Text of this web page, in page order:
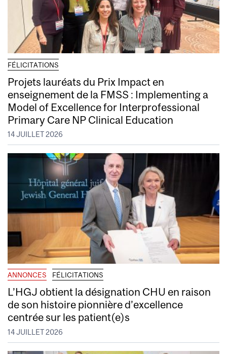
FÉLICITATIONS
Projets lauréats du Prix Impact en
enseignement de la FMSS : Implementing a
Model of Excellence for Interprofessional
Primary Care NP Clinical Education
14 JUILLET 2026
ANNONCES FÉLICITATIONS
L’HGJ obtient la désignation CHU en raison
de son histoire pionnière d’excellence
centrée sur les patient(e)s
14 JUILLET 2026